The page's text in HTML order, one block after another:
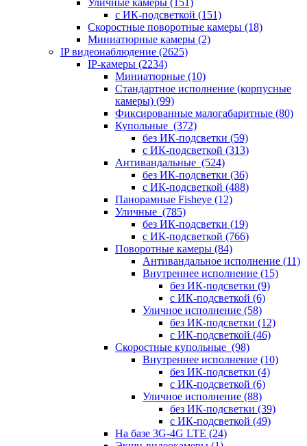
Уличные камеры (151)
с ИК-подсветкой (151)
Скоростные поворотные камеры (18)
Миниатюрные камеры (2)
IP видеонаблюдение (2625)
IP-камеры (2234)
Миниатюрные (10)
Стандартное исполнение (корпусные
камеры) (99)
Фиксированные малогабаритные (80)
Купольные (372)
без ИК-подсветки (59)
с ИК-подсветкой (313)
Антивандальные (524)
без ИК-подсветки (36)
с ИК-подсветкой (488)
Панорамные Fisheye (12)
Уличные (785)
без ИК-подсветки (19)
с ИК-подсветкой (766)
Поворотные камеры (84)
Антивандальное исполнение (11)
Внутреннее исполнение (15)
без ИК-подсветки (9)
с ИК-подсветкой (6)
Уличное исполнение (58)
без ИК-подсветки (12)
с ИК-подсветкой (46)
Скоростные купольные (98)
Внутреннее исполнение (10)
без ИК-подсветки (4)
с ИК-подсветкой (6)
Уличное исполнение (88)
без ИК-подсветки (39)
с ИК-подсветкой (49)
На базе 3G-4G LTE (24)